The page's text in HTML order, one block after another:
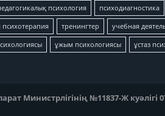
психология психодиагностика
психотерапия тренингтер учебная
ұжым психологиясы ұстаз
Министрлігінің №11837-Ж куәлігі